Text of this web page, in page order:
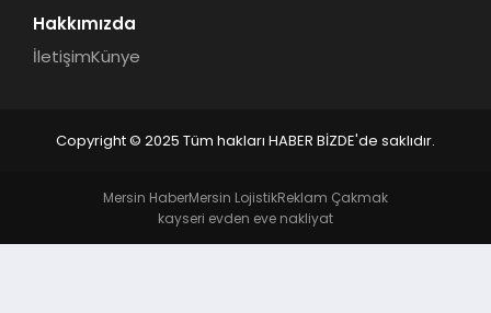
Hakkımızda
İletişimKünye
Copyright © 2025 Tüm hakları HABER BİZDE'de saklıdır.
Mersin HaberMersin LojistikReklam Çakmak
kayseri evden eve nakliyat